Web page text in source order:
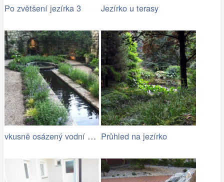
Po zvětšení jezírka 3 Jezírko u terasy
vkusně osázený vodní kanál s jezírkem Průhled na jezírko